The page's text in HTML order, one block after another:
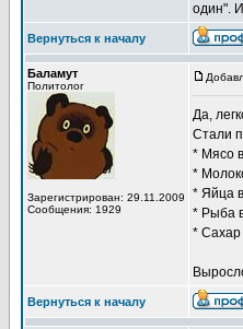
один".
Вернуться к началу
Баламут
Политолог
Зарегистрирован: 29.11.2009
Сообщения: 1929
Да,
Стали
* Мясо
*
* Яйца
* Рыба
* Сахар
Вернуться к началу